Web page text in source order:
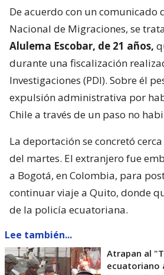
De acuerdo con un comunicado
Nacional de Migraciones, se
Alulema Escobar, de 21 años,
durante una fiscalización
Investigaciones (PDI). Sobre él
expulsión administrativa por
Chile a través de un paso no
La deportación se concretó
del martes. El extranjero fue
a Bogotá, en Colombia, para
continuar viaje a Quito, donde
de la policía ecuatoriana.
Lee también...
Atrapan al
ecuatoriano